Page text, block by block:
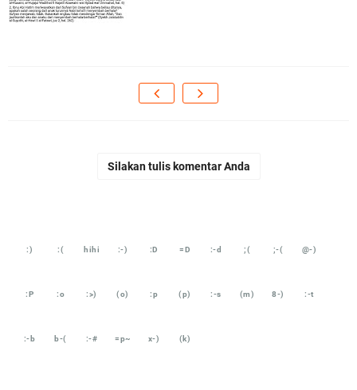
Silakan tulis komentar Anda
:) :( hihi :-) :D =D :-d ;( ;-( @-)
:P :o :>) (o) :p (p) :-s (m) 8-) :-t
:-b b-( :-# =p~ x-) (k)